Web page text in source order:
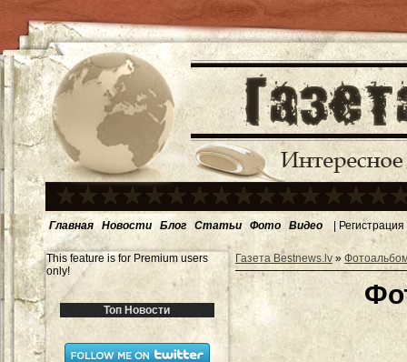
Главная Новости Блог Статьи Фото Видео | Регистрация
This feature is for Premium users
only!
Топ Новости
Газета Bestnews.lv»